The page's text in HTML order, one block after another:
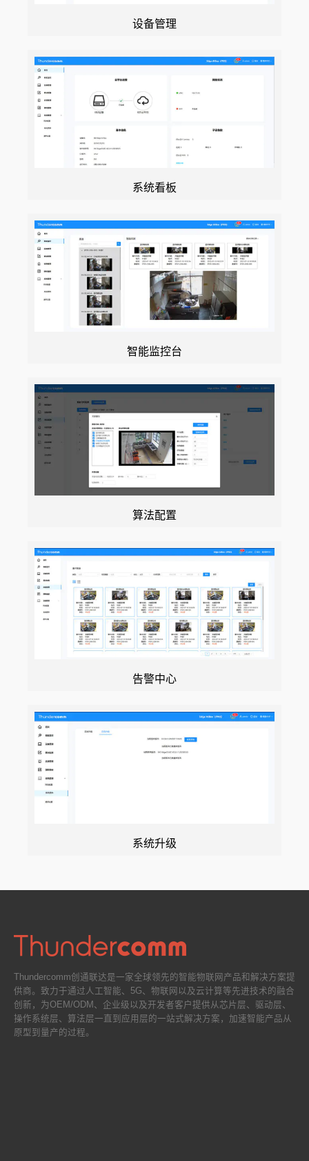
设备管理
系统看板
智能监控台
算法配置
告警中心
系统升级
Thundercomm创通联达是一家全球领先的智能物联网产品和解决方案提
供商。致力于通过人工智能、5G、物联网以及云计算等先进技术的融合
创新，为OEM/ODM、企业级以及开发者客户提供从芯片层、驱动层、
操作系统层、算法层一直到应用层的一站式解决方案，加速智能产品从
原型到量产的过程。